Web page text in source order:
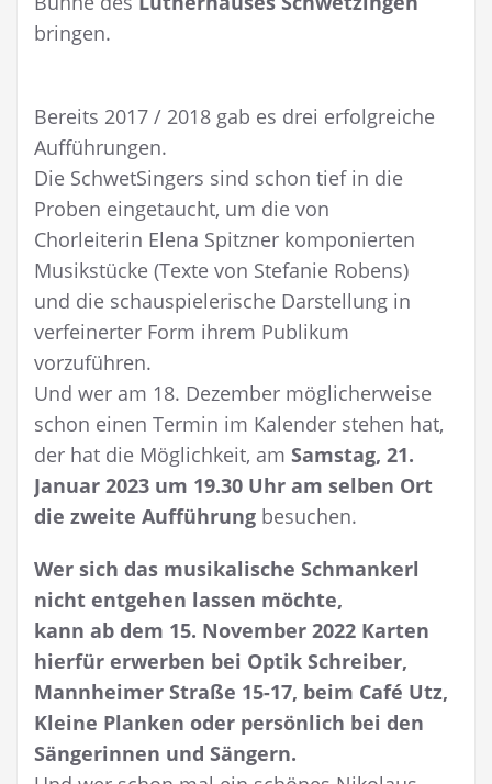
bringen.
Bereits 2017 / 2018 gab es drei erfolgreiche
Aufführungen.
Die SchwetSingers sind schon tief in die
Proben eingetaucht, um die von
Chorleiterin Elena Spitzner komponierten
Musikstücke (Texte von Stefanie Robens)
und die schauspielerische Darstellung in
verfeinerter Form ihrem Publikum
vorzuführen.
Und wer am 18. Dezember möglicherweise
schon einen Termin im Kalender stehen hat,
der hat die Möglichkeit, am Samstag, 21.
Januar 2023 um 19.30 Uhr am selben Ort
die zweite Aufführung besuchen.
Wer sich das musikalische Schmankerl
nicht entgehen lassen möchte,
kann ab dem 15. November 2022 Karten
hierfür erwerben bei Optik Schreiber,
Mannheimer Straße 15-17, beim Café Utz,
Kleine Planken oder persönlich bei den
Sängerinnen und Sängern.